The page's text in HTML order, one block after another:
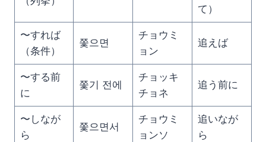
て）
〜すれば
（条件）
쫓으면
チョウミ
ョン
追えば
〜する前
に
쫓기 전에
チョッキ
チョネ
追う前に
〜しなが
ら
쫓으면서
チョウミ
ョンソ
追いなが
ら